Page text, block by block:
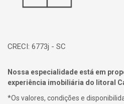
CRECI: 6773j - SC
Nossa especialidade está em
experiência imobiliária do litoral
*Os valores, condições e